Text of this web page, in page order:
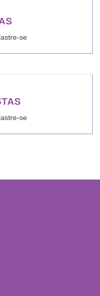
se
se